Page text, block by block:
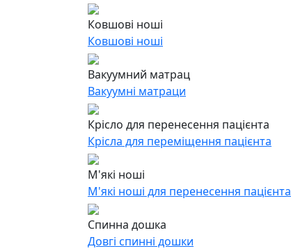
Ковшові ноші
Ковшові ноші
Вакуумний матрац
Вакуумні матраци
Крісло для перенесення пацієнта
Крісла для переміщення пацієнта
М'які ноші
М'які ноші для перенесення пацієнта
Спинна дошка
Довгі спинні дошки